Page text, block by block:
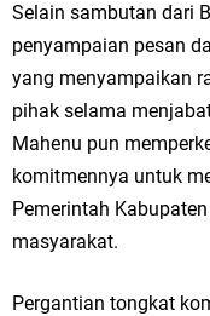
Qurban dari Bupati & Kepala
DPC PDI Perjuangan
Kurban untuk Ratusan Warga
Ponpes Himmatul
Selain sambutan dari
penyampaian pesan
yang menyampaikan
pihak selama
Mahenu pun
komitmennya untuk
Pemerintah
masyarakat.
Pergantian tongkat